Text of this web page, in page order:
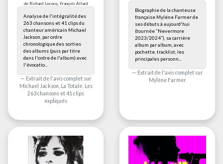
de Richard Lecocq, François Allard
Analyse de l'intégralité des
263 chansons et 41 clips du
chanteur américain Michael
Jackson, par ordre
chronologique des sorties
des albums (puis par titre
dans l'ordre de l'album) avec
l'évocatio...
Extrait de l'avis complet sur
Michael Jackson, La Totale: Les
263 chansons et 41 clips
expliqués
Biographie de la chanteuse
française Mylène Farmer de
ses débuts à aujourd'hui
(tournée “Nevermore
2023/2024”), sa carrière
album par album, avec
pochette, tracklist, les
principales personn...
Extrait de l'avis complet sur
Mylène Farmer